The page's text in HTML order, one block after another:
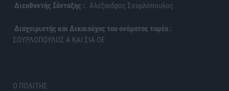
Διευθυντής Σύνταξης : Αλέξανδρος Σουρλόπουλος
Διαχειριστής και Δικαιούχος του ονόματος τομέα :
ΣΟΥΡΛΟΠΟΥΛΟΣ Α ΚΑΙ ΣΙΑ ΟΕ
Ο ΠΟΛΙΤΗΣ